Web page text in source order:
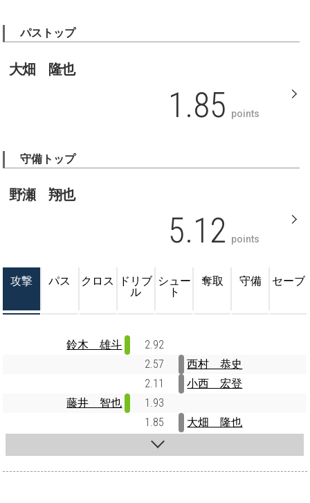
パストップ
大畑 隆也
1.85 points
守備トップ
野瀬 翔也
5.12 points
攻撃 パス クロス
ドリブ
ル
シュー
ト
奪取 守備 セーブ
鈴木 雄斗
2.92
2.57
西村 恭史
2.11
小西 宏登
藤井 智也
1.93
1.85
大畑 隆也